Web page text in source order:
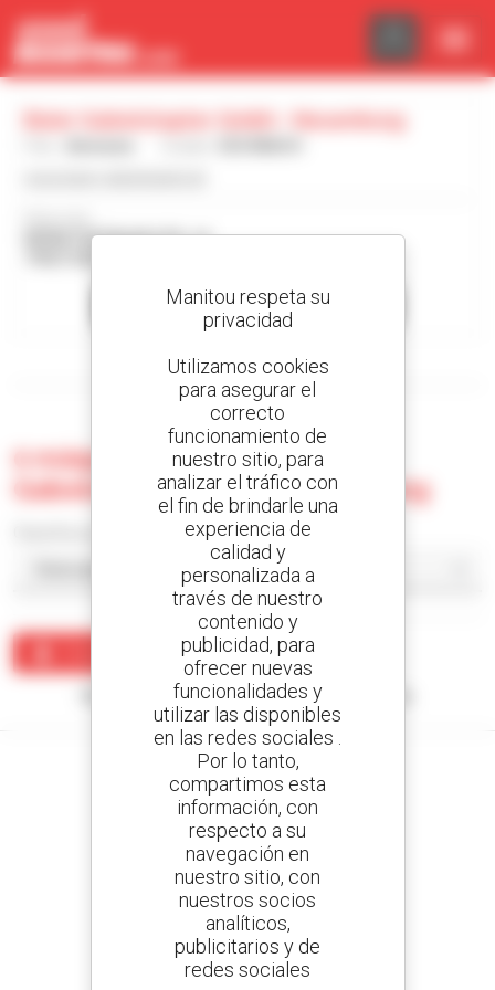
MÜNSTERTÄLER STR. 14
Contactar con el concesionario
Mostrar filtros de búsqueda
0 máquina usada en Baier
Gabelstapler Gmbh - Neuenburg
Crear una alerta
Ningún resultado corresponde con su búsqueda.
Cree sus alertas
y reciba anuncios de equipos de ocasión
800 concesionarios
Manitou por todo el mundo
Panel de gestión de cookies
Manitou respeta su
privacidad
Utilizamos cookies
para asegurar el
correcto
funcionamiento de
nuestro sitio, para
analizar el tráfico con
el fin de brindarle una
experiencia de
calidad y
personalizada a
través de nuestro
contenido y
publicidad, para
ofrecer nuevas
funcionalidades y
utilizar las disponibles
en las redes sociales .
Por lo tanto,
compartimos esta
información, con
respecto a su
navegación en
nuestro sitio, con
nuestros socios
analíticos,
publicitarios y de
redes sociales